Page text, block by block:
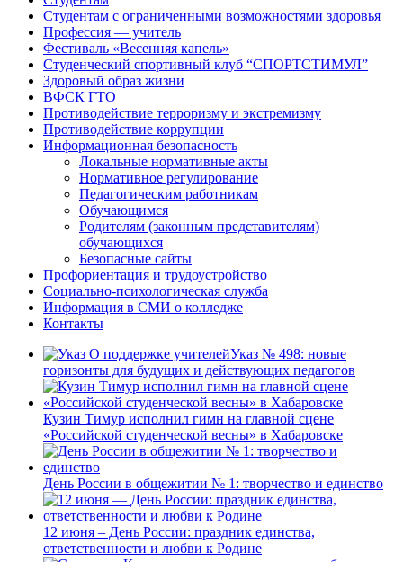
Студентам с ограниченными возможностями здоровья
Профессия — учитель
Фестиваль «Весенняя капель»
Студенческий спортивный клуб “СПОРТСТИМУЛ”
Здоровый образ жизни
ВФСК ГТО
Противодействие терроризму и экстремизму
Противодействие коррупции
Информационная безопасность
Локальные нормативные акты
Нормативное регулирование
Педагогическим работникам
Обучающимся
Родителям (законным представителям)
обучающихся
Безопасные сайты
Профориентация и трудоустройство
Социально-психологическая служба
Информация в СМИ о колледже
Контакты
Указ № 498: новые
горизонты для будущих и действующих педагогов
Кузин Тимур исполнил гимн на главной сцене
«Российской студенческой весны» в Хабаровске
День России в общежитии № 1: творчество и единство
12 июня – День России: праздник единства,
ответственности и любви к Родине